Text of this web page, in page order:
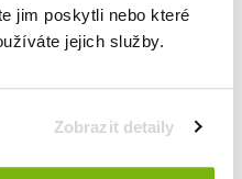
jim poskytli nebo které
jejich služby.
Zobrazit detaily